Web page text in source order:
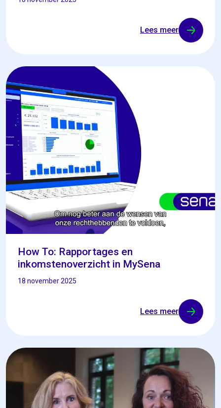
Lees meer
How To: Rapportages en
inkomstenoverzicht in MySena
18 november 2025
Lees meer